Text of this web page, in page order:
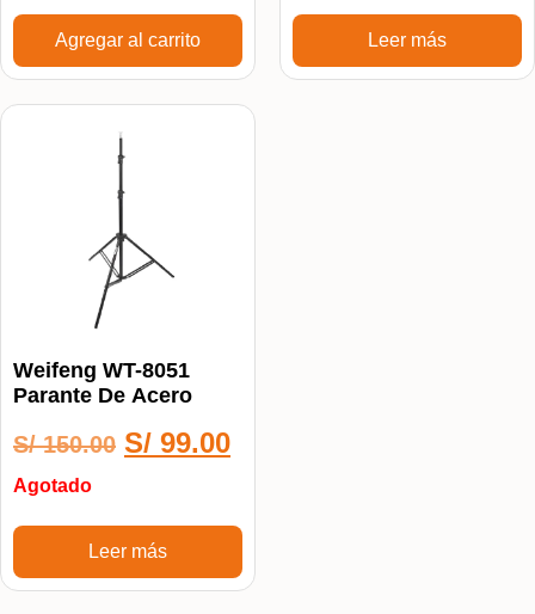
Agregar al carrito Leer más
Weifeng WT-8051
Parante De Acero
S/150.00 S/ 99.00
Agotado
Leer más